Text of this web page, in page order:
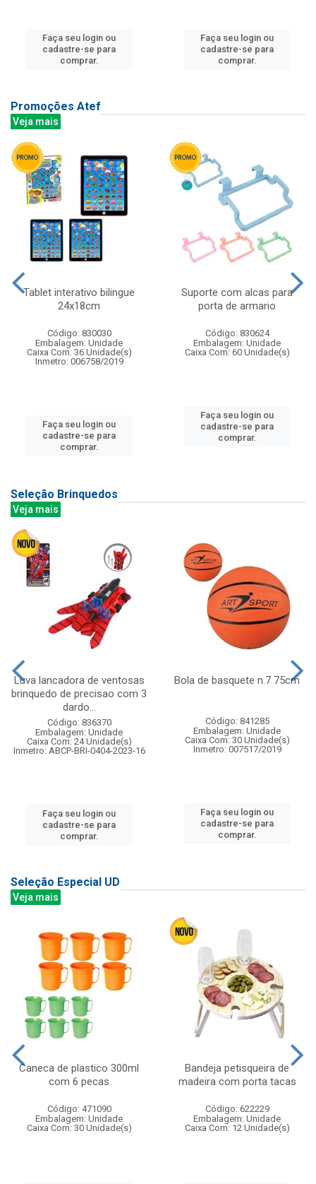
Faça seu login ou
cadastre-se para
comprar.
Faça seu login ou
cadastre-se para
comprar.
Promoções Atef
Veja mais
Tablet interativo bilingue
24x18cm
Código: 830030
Embalagem: Unidade
Caixa Com: 36 Unidade(s)
Inmetro: 006758/2019
Faça seu login ou
cadastre-se para
comprar.
Suporte com alcas para
porta de armario
Código: 830624
Embalagem: Unidade
Caixa Com: 60 Unidade(s)
Faça seu login ou
cadastre-se para
comprar.
Seleção Brinquedos
Veja mais
Luva lancadora de ventosas
brinquedo de precisao com 3
dardo...
Código: 836370
Embalagem: Unidade
Caixa Com: 24 Unidade(s)
Inmetro: ABCP-BRI-0404-2023-16
Faça seu login ou
cadastre-se para
comprar.
Bola de basquete n.7 75cm
Código: 841285
Embalagem: Unidade
Caixa Com: 30 Unidade(s)
Inmetro: 007517/2019
Faça seu login ou
cadastre-se para
comprar.
Seleção Especial UD
Veja mais
Caneca de plastico 300ml
com 6 pecas
Código: 471090
Embalagem: Unidade
Caixa Com: 30 Unidade(s)
Bandeja petisqueira de
madeira com porta tacas
Código: 622229
Embalagem: Unidade
Caixa Com: 12 Unidade(s)